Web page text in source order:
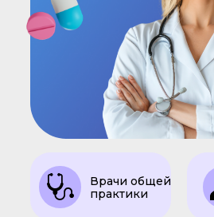
Врачи общей
практики